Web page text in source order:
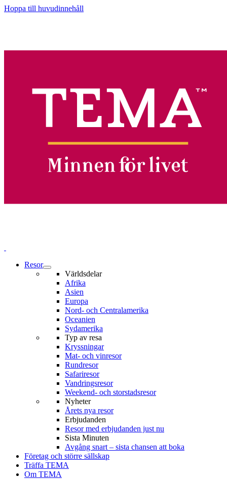
Hoppa till huvudinnehåll
Resor
Världsdelar
Afrika
Asien
Europa
Nord- och Centralamerika
Oceanien
Sydamerika
Typ av resa
Kryssningar
Mat- och vinresor
Rundresor
Safariresor
Vandringsresor
Weekend- och storstadsresor
Nyheter
Årets nya resor
Erbjudanden
Resor med erbjudanden just nu
Sista Minuten
Avgång snart – sista chansen att boka
Företag och större sällskap
Träffa TEMA
Om TEMA